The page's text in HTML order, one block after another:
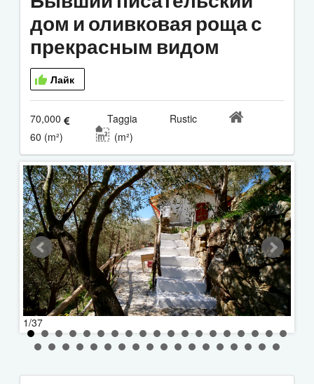
дом и оливковая роща с
прекрасным видом
Лайк
70,000
Taggia Rustic
60 (m²)
(m²)
1/37